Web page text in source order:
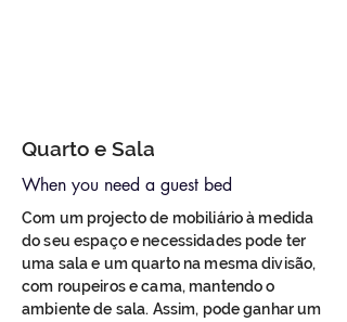
Quarto e Sala
When you need a guest bed
Com um projecto de mobiliário à medida
do seu espaço e necessidades pode ter
uma sala e um quarto na mesma divisão,
com roupeiros e cama, mantendo o
ambiente de sala. Assim, pode ganhar um